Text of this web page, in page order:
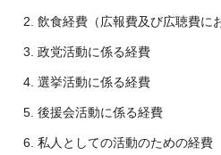
飲食経費（広報費及び広聴費に
政党活動に係る経費
選挙活動に係る経費
後援会活動に係る経費
私人としての活動のための経費